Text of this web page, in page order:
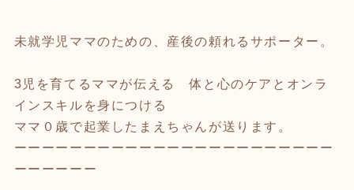
未就学児ママのための、産後の頼れるサポーター。
3児を育てるママが伝える 体と心のケアとオンラ
インスキルを身につける
ママ０歳で起業したまえちゃんが送ります。
ーーーーーーーーーーーーーーーーーーーーーーー
ーーーーーー